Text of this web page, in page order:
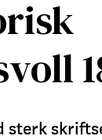
sterk